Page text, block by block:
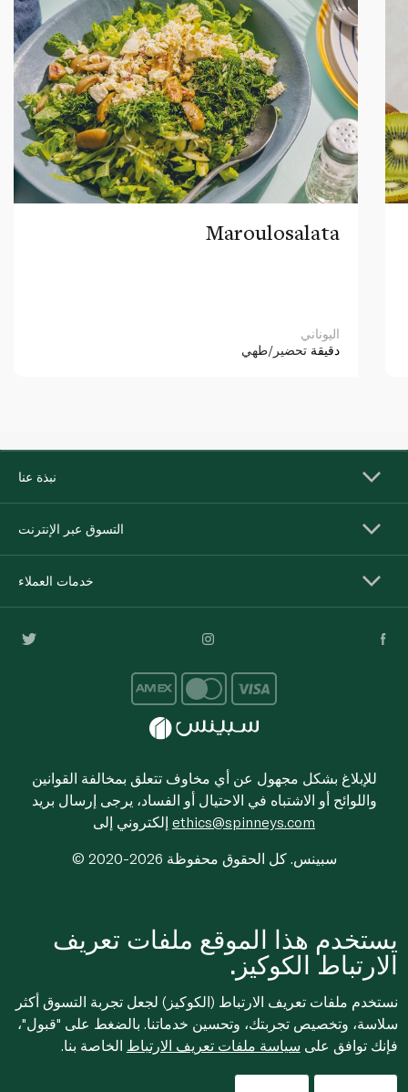
Maroulosalata
اليوناني
دقيقة تحضير/طهي
نبذة عنا
التسوق عبر الإنترنت
خدمات العملاء
للإبلاغ بشكل مجهول عن أي مخاوف تتعلق بمخالفة القوانين
واللوائح أو الاشتباه في الاحتيال أو الفساد، يرجى إرسال بريد
ethics@spinneys.com
© 2020-2026 سبينس. كل الحقوق محفوظة
يستخدم هذا الموقع ملفات تعريف
الارتباط الكوكيز.
نستخدم ملفات تعريف الارتباط (الكوكيز) لجعل تجربة التسوق أكثر
سلاسة، وتخصيص تجربتك، وتحسين خدماتنا. بالضغط على "قبول"،
فإنك توافق على سياسة ملفات تعريف الارتباط الخاصة بنا.